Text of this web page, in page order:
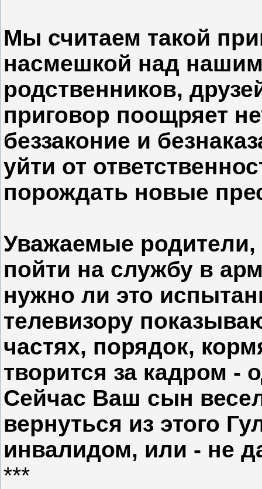
Мы считаем такой
насмешкой над
родственников,
приговор поощряет
беззаконие и
уйти от
порождать новые
Уважаемые
пойти на службу в
нужно ли это
телевизору
частях, порядок,
творится за кадром -
Сейчас Ваш сын
вернуться из этого
инвалидом, или - не
***